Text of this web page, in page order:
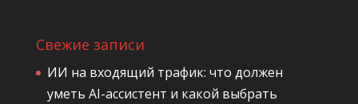
Свежие записи
ИИ на входящий трафик: что должен
уметь AI-ассистент и какой выбрать